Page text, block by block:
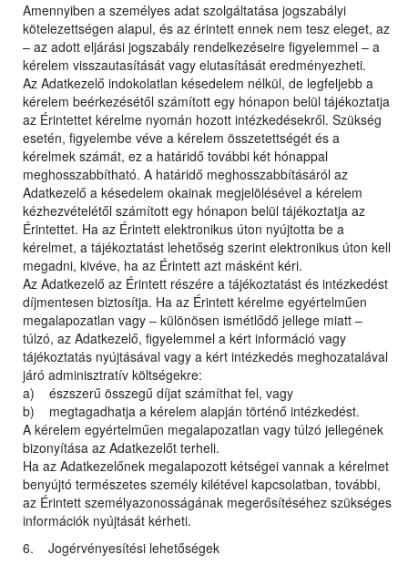
Amennyiben a személyes adat szolgáltatása jogszabályi
kötelezettségen alapul, és az érintett ennek nem tesz eleget, az
– az adott eljárási jogszabály rendelkezéseire figyelemmel – a
kérelem visszautasítását vagy elutasítását eredményezheti.
Az Adatkezelő indokolatlan késedelem nélkül, de legfeljebb a
kérelem beérkezésétől számított egy hónapon belül tájékoztatja
az Érintettet kérelme nyomán hozott intézkedésekről. Szükség
esetén, figyelembe véve a kérelem összetettségét és a
kérelmek számát, ez a határidő további két hónappal
meghosszabbítható. A határidő meghosszabbításáról az
Adatkezelő a késedelem okainak megjelölésével a kérelem
kézhezvételétől számított egy hónapon belül tájékoztatja az
Érintettet. Ha az Érintett elektronikus úton nyújtotta be a
kérelmet, a tájékoztatást lehetőség szerint elektronikus úton kell
megadni, kivéve, ha az Érintett azt másként kéri.
Az Adatkezelő az Érintett részére a tájékoztatást és intézkedést
díjmentesen biztosítja. Ha az Érintett kérelme egyértelműen
megalapozatlan vagy – különösen ismétlődő jellege miatt –
túlzó, az Adatkezelő, figyelemmel a kért információ vagy
tájékoztatás nyújtásával vagy a kért intézkedés meghozatalával
járó adminisztratív költségekre:
a) észszerű összegű díjat számíthat fel, vagy
b) megtagadhatja a kérelem alapján történő intézkedést.
A kérelem egyértelműen megalapozatlan vagy túlzó jellegének
bizonyítása az Adatkezelőt terheli.
Ha az Adatkezelőnek megalapozott kétségei vannak a kérelmet
benyújtó természetes személy kilétével kapcsolatban, további,
az Érintett személyazonosságának megerősítéséhez szükséges
információk nyújtását kérheti.
6. Jogérvényesítési lehetőségek